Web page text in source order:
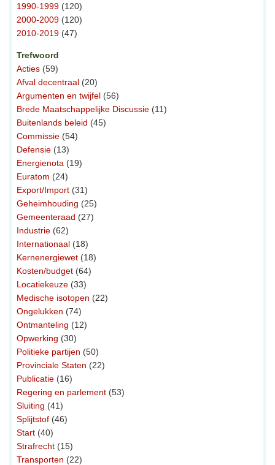
1990-1999 (120)
2000-2009 (120)
2010-2019 (47)
Trefwoord
Acties (59)
Afval decentraal (20)
Argumenten en twijfel (56)
Brede Maatschappelijke Discussie (11)
Buitenlands beleid (45)
Commissie (54)
Defensie (13)
Energienota (19)
Euratom (24)
Export/Import (31)
Geheimhouding (25)
Gemeenteraad (27)
Industrie (62)
Internationaal (18)
Kernenergiewet (18)
Kosten/budget (64)
Locatiekeuze (33)
Medische isotopen (22)
Ongelukken (74)
Ontmanteling (12)
Opwerking (30)
Politieke partijen (50)
Provinciale Staten (22)
Publicatie (16)
Regering en parlement (53)
Sluiting (41)
Splijtstof (46)
Start (40)
Strafrecht (15)
Transporten (22)